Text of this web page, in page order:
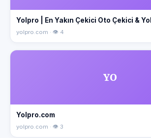
Yolpro | En Yakın Çekici Oto Çekici &
yolpro.com · 👁 4
YO
Yolpro.com
yolpro.com · 👁 3